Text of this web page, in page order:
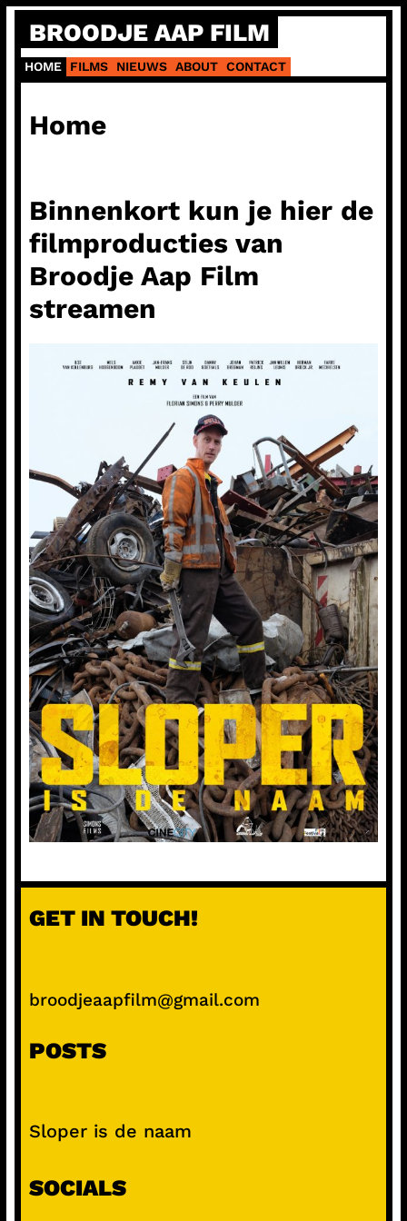
naar
de
inhoud
BROODJE AAP FILM
HOME FILMS NIEUWS ABOUT CONTACT
Home
Binnenkort kun je hier de
filmproducties van
Broodje Aap Film
streamen
GET IN TOUCH!
broodjeaapfilm@gmail.com
POSTS
Sloper is de naam
SOCIALS